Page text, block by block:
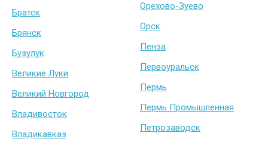
Братск
Брянск
Бузулук
Великие Луки
Великий Новгород
Владивосток
Владикавказ
Орехово-Зуево
Орск
Пенза
Первоуральск
Пермь
Пермь Промышленная
Петрозаводск